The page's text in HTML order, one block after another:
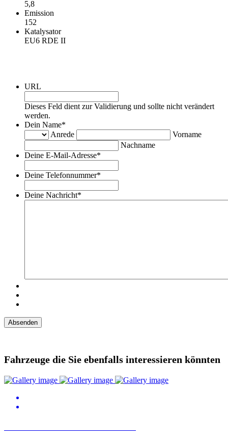
5,8
Emission
152
Katalysator
EU6 RDE II
URL
Dieses Feld dient zur Validierung und sollte nicht verändert
werden.
Dein Name*
Anrede
Vorname
Nachname
Deine E-Mail-Adresse*
Deine Telefonnummer*
Deine Nachricht*
Fahrzeuge die Sie ebenfalls interessieren könnten